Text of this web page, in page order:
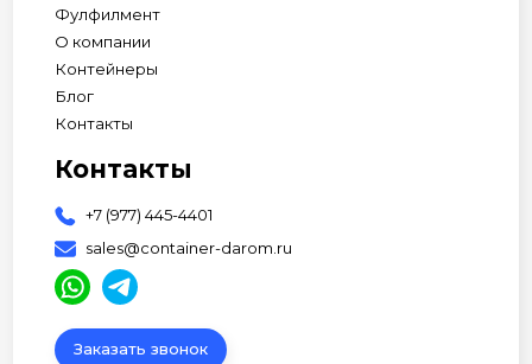
Фулфилмент
О компании
Контейнеры
Блог
Контакты
Контакты
+7 (977) 445-4401
sales@container-darom.ru
Заказать звонок